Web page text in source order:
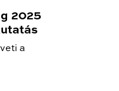
2025
a